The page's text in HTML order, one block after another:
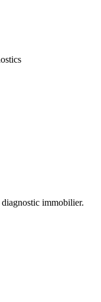
immobilier.